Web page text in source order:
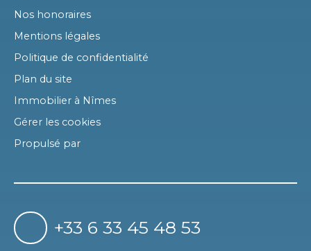
Nos honoraires
Mentions légales
Politique de confidentialité
Plan du site
Immobilier à Nîmes
Gérer les cookies
Propulsé par
+33 6 33 45 48 53